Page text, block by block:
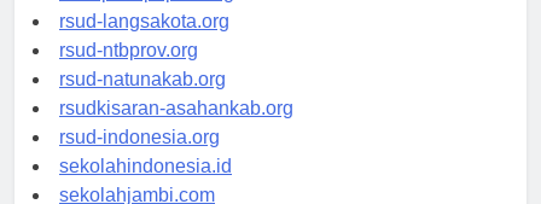
rsudtpi-kepriprov.org
rsud-langsakota.org
rsud-ntbprov.org
rsud-natunakab.org
rsudkisaran-asahankab.org
rsud-indonesia.org
sekolahindonesia.id